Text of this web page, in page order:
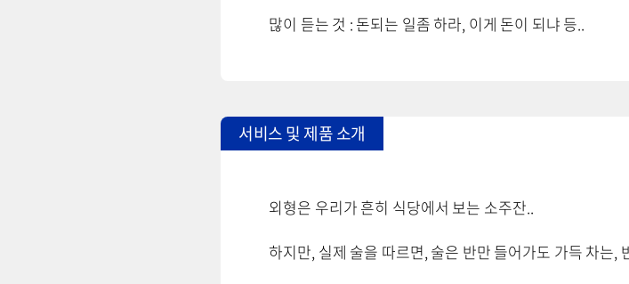
많이 듣는 것 : 돈되는 일좀 하라, 이게 돈이 되냐 등..
서비스 및 제품 소개
외형은 우리가 흔히 식당에서 보는 소주잔..
하지만, 실제 술을 따르면, 술은 반만 들어가도 가득 차는,